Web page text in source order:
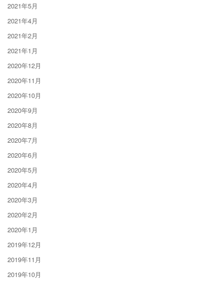
2021年5月
2021年4月
2021年2月
2021年1月
2020年12月
2020年11月
2020年10月
2020年9月
2020年8月
2020年7月
2020年6月
2020年5月
2020年4月
2020年3月
2020年2月
2020年1月
2019年12月
2019年11月
2019年10月